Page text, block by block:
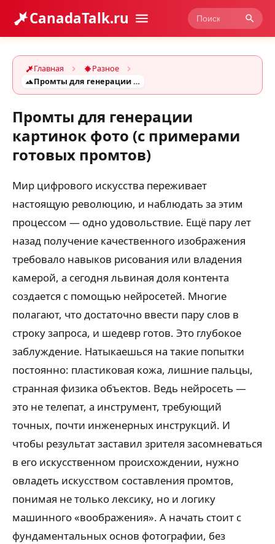
CanadaTalk.ru
Главная
Разное
Промты для генерации картинок фото (с примерами готовых промтов)
Промты для генерации
картинок фото (с примерами
готовых промтов)
Мир цифрового искусства переживает
настоящую революцию, и наблюдать за этим
процессом — одно удовольствие. Ещё пару лет
назад получение качественного изображения
требовало навыков рисования или владения
камерой, а сегодня львиная доля контента
создается с помощью нейросетей. Многие
полагают, что достаточно ввести пару слов в
строку запроса, и шедевр готов. Это глубокое
заблуждение. Натыкаешься на такие попытки
постоянно: пластиковая кожа, лишние пальцы,
странная физика объектов. Ведь нейросеть —
это не телепат, а инструмент, требующий
точных, почти инженерных инструкций. И
чтобы результат заставил зрителя засомневаться
в его искусственном происхождении, нужно
овладеть искусством составления промтов,
понимая не только лексику, но и логику
машинного «воображения». А начать стоит с
фундаментальных основ фотографии, без